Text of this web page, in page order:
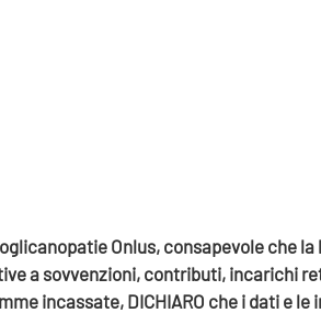
Onlus, consapevole che la
a sovvenzioni, contributi, incarichi
incassate, DICHIARO che i dati e